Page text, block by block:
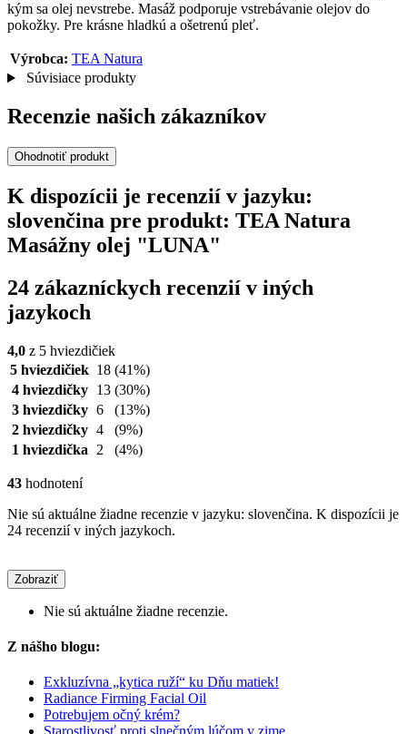
kým sa olej nevstrebe. Masáž podporuje vstrebávanie olejov do
pokožky. Pre krásne hladkú a ošetrenú pleť.
Výrobca: TEA Natura
Súvisiace produkty
Recenzie našich zákazníkov
Ohodnotiť produkt
K dispozícii je recenzií v jazyku:
slovenčina pre produkt: TEA Natura
Masážny olej "LUNA"
24 zákazníckych recenzií v iných
jazykoch
4,0 z 5 hviezdičiek
5 hviezdičiek 18 (41%)
4 hviezdičky
13 (30%)
3 hviezdičky 6
(13%)
2 hviezdičky 4
(9%)
1 hviezdička
2 (4%)
43 hodnotení
Nie sú aktuálne žiadne recenzie v jazyku: slovenčina. K dispozícii je
24 recenzií v iných jazykoch.
Zobraziť
Nie sú aktuálne žiadne recenzie.
Z nášho blogu:
Exkluzívna „kytica ruží“ ku Dňu matiek!
Radiance Firming Facial Oil
Potrebujem očný krém?